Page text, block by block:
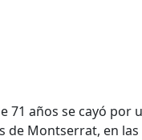
71 años se cayó
de Montserrat, en